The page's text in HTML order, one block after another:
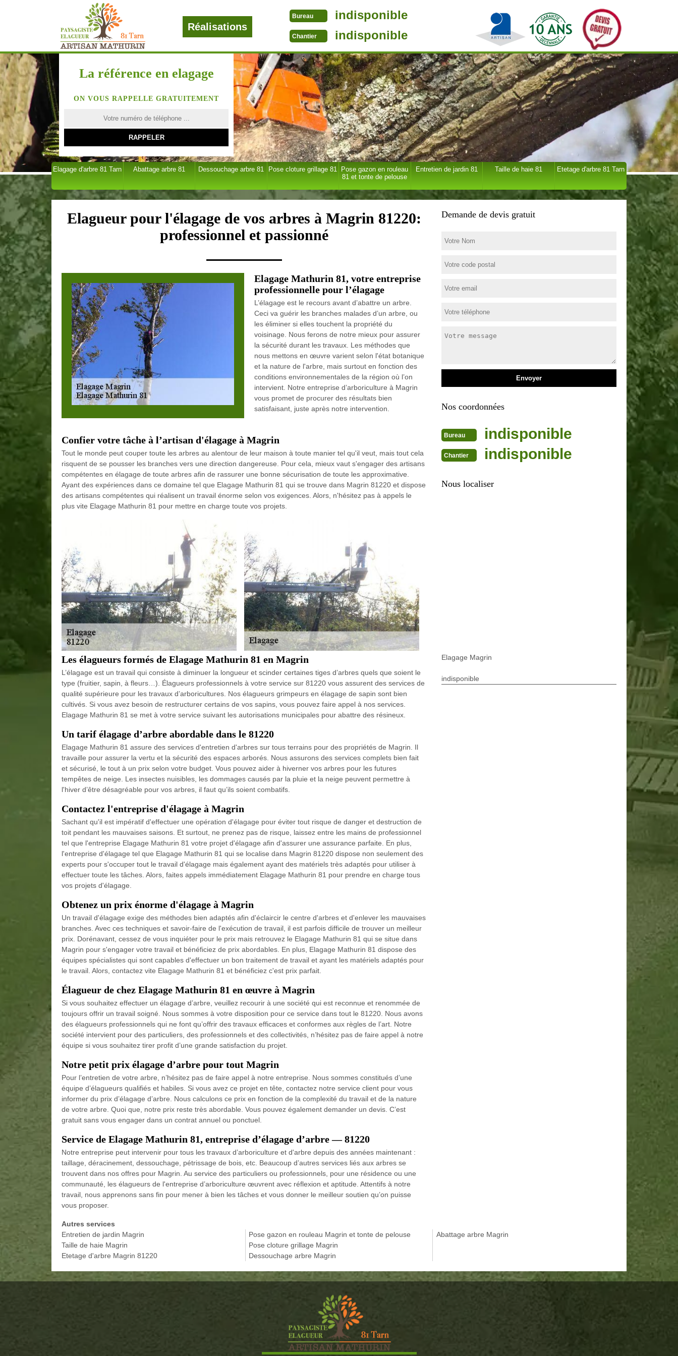
Réalisations
Bureau indisponible
Chantier indisponible
La référence en elagage
ON VOUS RAPPELLE GRATUITEMENT
Elagage d'arbre 81 Tarn Abattage arbre 81 Dessouchage arbre 81 Pose cloture grillage 81
Pose gazon en rouleau
81 et tonte de pelouse
Entretien de jardin 81 Taille de haie 81 Etetage d'arbre 81 Tarn
Elagueur pour l'élagage de vos arbres à Magrin 81220:
professionnel et passionné
Elagage Mathurin 81, votre entreprise
professionnelle pour l’élagage
L’élagage est le recours avant d’abattre un arbre.
Ceci va guérir les branches malades d’un arbre, ou
les éliminer si elles touchent la propriété du
voisinage. Nous ferons de notre mieux pour assurer
la sécurité durant les travaux. Les méthodes que
nous mettons en œuvre varient selon l'état botanique
et la nature de l'arbre, mais surtout en fonction des
conditions environnementales de la région où l’on
intervient. Notre entreprise d’arboriculture à Magrin
vous promet de procurer des résultats bien
satisfaisant, juste après notre intervention.
Confier votre tâche à l’artisan d'élagage à Magrin
Tout le monde peut couper toute les arbres au alentour de leur maison à toute manier tel qu'il veut, mais tout cela
risquent de se pousser les branches vers une direction dangereuse. Pour cela, mieux vaut s'engager des artisans
compétentes en élagage de toute arbres afin de rassurer une bonne sécurisation de toute les approximative.
Ayant des expériences dans ce domaine tel que Elagage Mathurin 81 qui se trouve dans Magrin 81220 et dispose
des artisans compétentes qui réalisent un travail énorme selon vos exigences. Alors, n'hésitez pas à appels le
plus vite Elagage Mathurin 81 pour mettre en charge toute vos projets.
Les élagueurs formés de Elagage Mathurin 81 en Magrin
L’élagage est un travail qui consiste à diminuer la longueur et scinder certaines tiges d’arbres quels que soient le
type (fruitier, sapin, à fleurs…). Élagueurs professionnels à votre service sur 81220 vous assurent des services de
qualité supérieure pour les travaux d’arboricultures. Nos élagueurs grimpeurs en élagage de sapin sont bien
cultivés. Si vous avez besoin de restructurer certains de vos sapins, vous pouvez faire appel à nos services.
Elagage Mathurin 81 se met à votre service suivant les autorisations municipales pour abattre des résineux.
Un tarif élagage d’arbre abordable dans le 81220
Elagage Mathurin 81 assure des services d'entretien d'arbres sur tous terrains pour des propriétés de Magrin. Il
travaille pour assurer la vertu et la sécurité des espaces arborés. Nous assurons des services complets bien fait
et sécurisé, le tout à un prix selon votre budget. Vous pouvez aider à hiverner vos arbres pour les futures
tempêtes de neige. Les insectes nuisibles, les dommages causés par la pluie et la neige peuvent permettre à
l'hiver d’être désagréable pour vos arbres, il faut qu’ils soient combatifs.
Contactez l'entreprise d'élagage à Magrin
Sachant qu'il est impératif d'effectuer une opération d'élagage pour éviter tout risque de danger et destruction de
toit pendant les mauvaises saisons. Et surtout, ne prenez pas de risque, laissez entre les mains de professionnel
tel que l'entreprise Elagage Mathurin 81 votre projet d'élagage afin d'assurer une assurance parfaite. En plus,
l'entreprise d'élagage tel que Elagage Mathurin 81 qui se localise dans Magrin 81220 dispose non seulement des
experts pour s'occuper tout le travail d'élagage mais également ayant des matériels très adaptés pour utiliser à
effectuer toute les tâches. Alors, faites appels immédiatement Elagage Mathurin 81 pour prendre en charge tous
vos projets d'élagage.
Obtenez un prix énorme d'élagage à Magrin
Un travail d'élagage exige des méthodes bien adaptés afin d'éclaircir le centre d'arbres et d'enlever les mauvaises
branches. Avec ces techniques et savoir-faire de l'exécution de travail, il est parfois difficile de trouver un meilleur
prix. Dorénavant, cessez de vous inquiéter pour le prix mais retrouvez le Elagage Mathurin 81 qui se situe dans
Magrin pour s'engager votre travail et bénéficiez de prix abordables. En plus, Elagage Mathurin 81 dispose des
équipes spécialistes qui sont capables d'effectuer un bon traitement de travail et ayant les matériels adaptés pour
le travail. Alors, contactez vite Elagage Mathurin 81 et bénéficiez c'est prix parfait.
Élagueur de chez Elagage Mathurin 81 en œuvre à Magrin
Si vous souhaitez effectuer un élagage d’arbre, veuillez recourir à une société qui est reconnue et renommée de
toujours offrir un travail soigné. Nous sommes à votre disposition pour ce service dans tout le 81220. Nous avons
des élagueurs professionnels qui ne font qu’offrir des travaux efficaces et conformes aux règles de l’art. Notre
société intervient pour des particuliers, des professionnels et des collectivités, n’hésitez pas de faire appel à notre
équipe si vous souhaitez tirer profit d’une grande satisfaction du projet.
Notre petit prix élagage d’arbre pour tout Magrin
Pour l’entretien de votre arbre, n’hésitez pas de faire appel à notre entreprise. Nous sommes constitués d’une
équipe d’élagueurs qualifiés et habiles. Si vous avez ce projet en tête, contactez notre service client pour vous
informer du prix d’élagage d’arbre. Nous calculons ce prix en fonction de la complexité du travail et de la nature
de votre arbre. Quoi que, notre prix reste très abordable. Vous pouvez également demander un devis. C’est
gratuit sans vous engager dans un contrat annuel ou ponctuel.
Service de Elagage Mathurin 81, entreprise d’élagage d’arbre — 81220
Notre entreprise peut intervenir pour tous les travaux d’arboriculture et d'arbre depuis des années maintenant :
taillage, déracinement, dessouchage, pétrissage de bois, etc. Beaucoup d’autres services liés aux arbres se
trouvent dans nos offres pour Magrin. Au service des particuliers ou professionnels, pour une résidence ou une
communauté, les élagueurs de l'entreprise d’arboriculture œuvrent avec réflexion et aptitude. Attentifs à notre
travail, nous apprenons sans fin pour mener à bien les tâches et vous donner le meilleur soutien qu’on puisse
vous proposer.
Demande de devis gratuit
Nos coordonnées
Bureau indisponible
Chantier indisponible
Nous localiser
Elagage Magrin
indisponible
Autres services
Entretien de jardin Magrin
Taille de haie Magrin
Etetage d'arbre Magrin 81220
Pose gazon en rouleau Magrin et tonte de pelouse
Pose cloture grillage Magrin
Dessouchage arbre Magrin
Abattage arbre Magrin